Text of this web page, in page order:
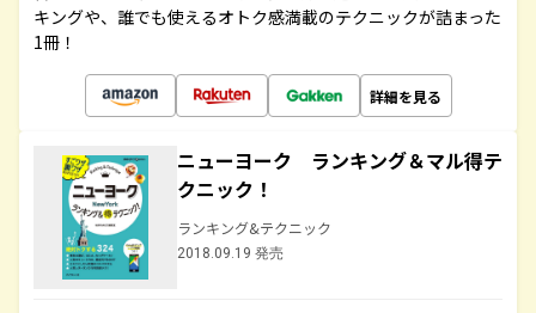
キングや、誰でも使えるオトク感満載のテクニックが詰まった
1冊！
詳細を見る
ニューヨーク ランキング＆マル得テ
クニック！
ランキング&テクニック
2018.09.19 発売